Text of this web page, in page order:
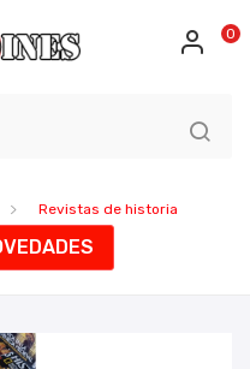
0
Revistas de historia